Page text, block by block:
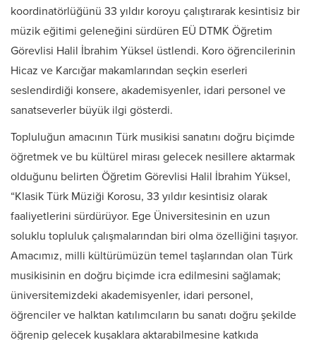
koordinatörlüğünü 33 yıldır koroyu çalıştırarak kesintisiz bir
müzik eğitimi geleneğini sürdüren EÜ DTMK Öğretim
Görevlisi Halil İbrahim Yüksel üstlendi. Koro öğrencilerinin
Hicaz ve Karcığar makamlarından seçkin eserleri
seslendirdiği konsere, akademisyenler, idari personel ve
sanatseverler büyük ilgi gösterdi.
Topluluğun amacının Türk musikisi sanatını doğru biçimde
öğretmek ve bu kültürel mirası gelecek nesillere aktarmak
olduğunu belirten Öğretim Görevlisi Halil İbrahim Yüksel,
“Klasik Türk Müziği Korosu, 33 yıldır kesintisiz olarak
faaliyetlerini sürdürüyor. Ege Üniversitesinin en uzun
soluklu topluluk çalışmalarından biri olma özelliğini taşıyor.
Amacımız, milli kültürümüzün temel taşlarından olan Türk
musikisinin en doğru biçimde icra edilmesini sağlamak;
üniversitemizdeki akademisyenler, idari personel,
öğrenciler ve halktan katılımcıların bu sanatı doğru şekilde
öğrenip gelecek kuşaklara aktarabilmesine katkıda